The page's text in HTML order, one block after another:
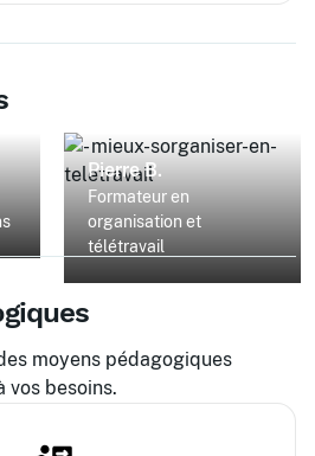
Pierre B.
Formateur en
organisation et
télétravail
moyens pédagogiques
vos besoins.